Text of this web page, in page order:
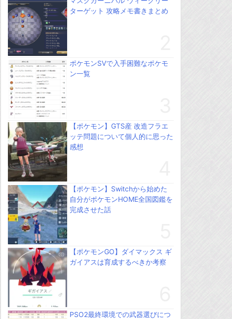
ターゲット 攻略メモ書きまとめ
ポケモンSVで入手困難なポケモ
ン一覧
【ポケモン】GTS産 改造フラエ
ッテ問題について個人的に思った
感想
【ポケモン】Switchから始めた
自分がポケモンHOME全国図鑑を
完成させた話
【ポケモンGO】ダイマックス ギ
ガイアスは育成するべきか考察
PSO2最終環境での武器選びにつ